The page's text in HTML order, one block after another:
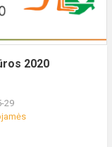
2020
29